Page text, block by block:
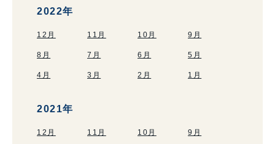
2022年
12月 11月 10月 9月
8月 7月 6月 5月
4月 3月 2月 1月
2021年
12月 11月 10月 9月